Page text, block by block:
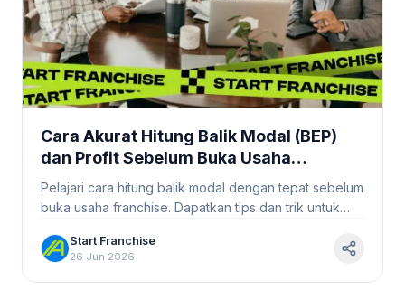
Cara Akurat Hitung Balik Modal (BEP)
dan Profit Sebelum Buka Usaha
Franchise #StartFranchise
Pelajari cara hitung balik modal dengan tepat sebelum
buka usaha franchise. Dapatkan tips dan trik untuk
Start Franchise
26 Jun 2026